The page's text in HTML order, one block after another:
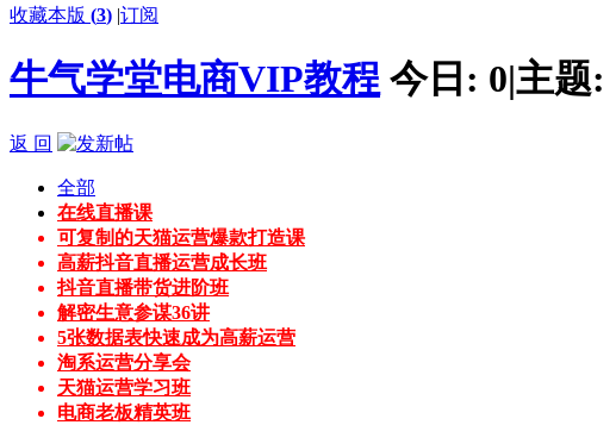
收藏本版 (3) |订阅
牛气学堂电商VIP教程 今日: 0|主题:
返 回
全部
在线直播课
可复制的天猫运营爆款打造课
高薪抖音直播运营成长班
抖音直播带货进阶班
解密生意参谋36讲
5张数据表快速成为高薪运营
淘系运营分享会
天猫运营学习班
电商老板精英班